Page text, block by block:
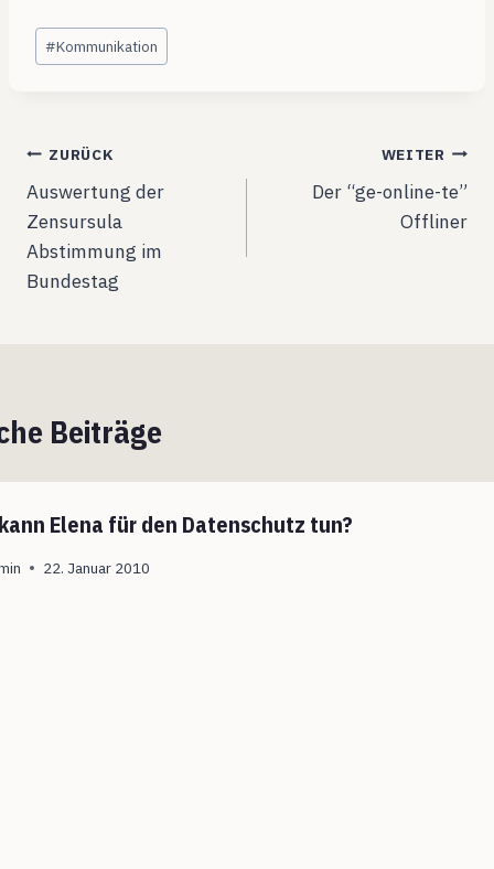
Schlagworte:
#Kommunikation
Beitragsnavigation
ZURÜCK
Auswertung der
Zensursula
Abstimmung im
Bundestag
WEITER
Der “ge-online-te”
Offliner
Beiträge
Elena für den Datenschutz tun?
22. Januar 2010